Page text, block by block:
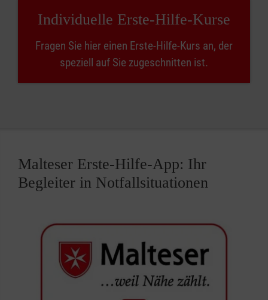
Individuelle Erste-Hilfe-Kurse
Fragen Sie hier einen Erste-Hilfe-Kurs an, der
speziell auf Sie zugeschnitten ist.
Malteser Erste-Hilfe-App: Ihr
Begleiter in Notfallsituationen